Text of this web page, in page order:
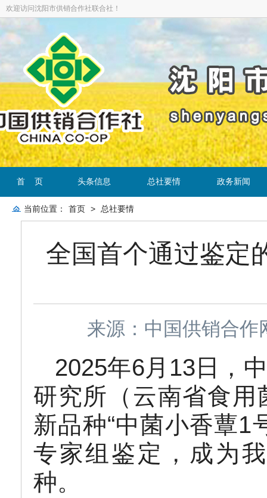
欢迎访问沈阳市供销合作社联合社！
首 页 头条信息 总社要情 政务新闻
当前位置： 首页 > 总社要情
全国首个通过鉴
来源：中国供销合
2025年6月13日，
研究所（云南省食
新品种“中菌小香蕈1
专家组鉴定，成为
种。